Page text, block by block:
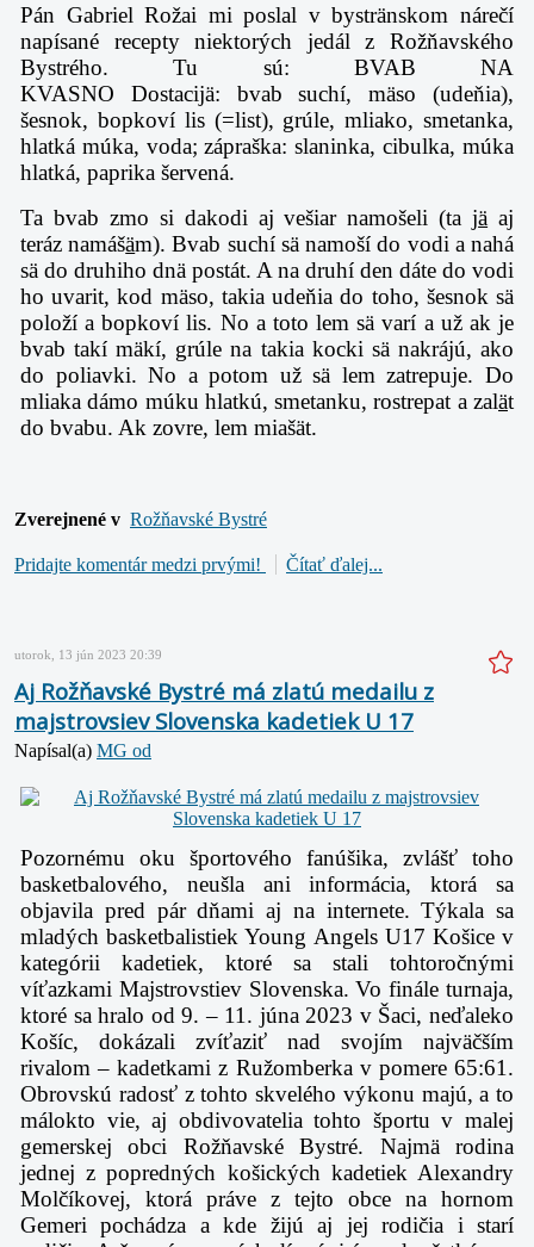
Pán Gabriel Rožai mi poslal v bystränskom nárečí
napísané recepty niektorých jedál z Rožňavského
Bystrého. Tu sú: BVAB NA
KVASNO Dostacijä: bvab suchí, mäso (udeňia),
šesnok, bopkoví lis (=list), grúle, mliako, smetanka,
hlatká múka, voda; zápraška: slaninka, cibulka, múka
hlatká, paprika šervená.
Ta bvab zmo si dakodi aj vešiar namošeli (ta jä aj
teráz namášäm). Bvab suchí sä namoší do vodi a nahá
sä do druhiho dnä postát. A na druhí den dáte do vodi
ho uvarit, kod mäso, takia udeňia do toho, šesnok sä
položí a bopkoví lis. No a toto lem sä varí a už ak je
bvab takí mäkí, grúle na takia kocki sä nakrájú, ako
do poliavki. No a potom už sä lem zatrepuje. Do
mliaka dámo múku hlatkú, smetanku, rostrepat a zalät
do bvabu. Ak zovre, lem miašät.
Zverejnené v Rožňavské Bystré
Pridajte komentár medzi prvými! Čítať ďalej...
utorok, 13 jún 2023 20:39
Aj Rožňavské Bystré má zlatú medailu z
majstrovsiev Slovenska kadetiek U 17
Napísal(a) MG od
Pozornému oku športového fanúšika, zvlášť toho
basketbalového, neušla ani informácia, ktorá sa
objavila pred pár dňami aj na internete. Týkala sa
mladých basketbalistiek Young Angels U17 Košice v
kategórii kadetiek, ktoré sa stali tohtoročnými
víťazkami Majstrovstiev Slovenska. Vo finále turnaja,
ktoré sa hralo od 9. – 11. júna 2023 v Šaci, neďaleko
Košíc, dokázali zvíťaziť nad svojím najväčším
rivalom – kadetkami z Ružomberka v pomere 65:61.
Obrovskú radosť z tohto skvelého výkonu majú, a to
málokto vie, aj obdivovatelia tohto športu v malej
gemerskej obci Rožňavské Bystré. Najmä rodina
jednej z popredných košických kadetiek Alexandry
Molčíkovej, ktorá práve z tejto obce na hornom
Gemeri pochádza a kde žijú aj jej rodičia i starí